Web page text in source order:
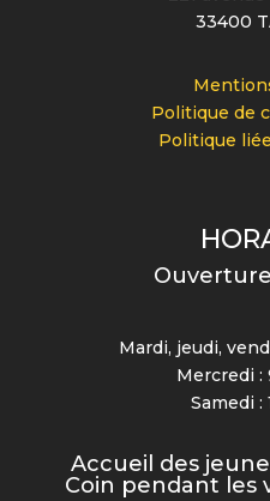
33400
Politique de
Politique
Mardi, jeudi,
Mercredi :
Samedi :
Accueil des
Coin pendant les